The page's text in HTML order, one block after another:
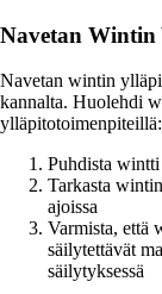
Navetan
Navetan wintin
kannalta. Huolehdi
ylläpitotoimenpiteillä:
Puhdista wintti
Tarkasta
ajoissa
Varmista, että
säilytettävät
säilytyksessä